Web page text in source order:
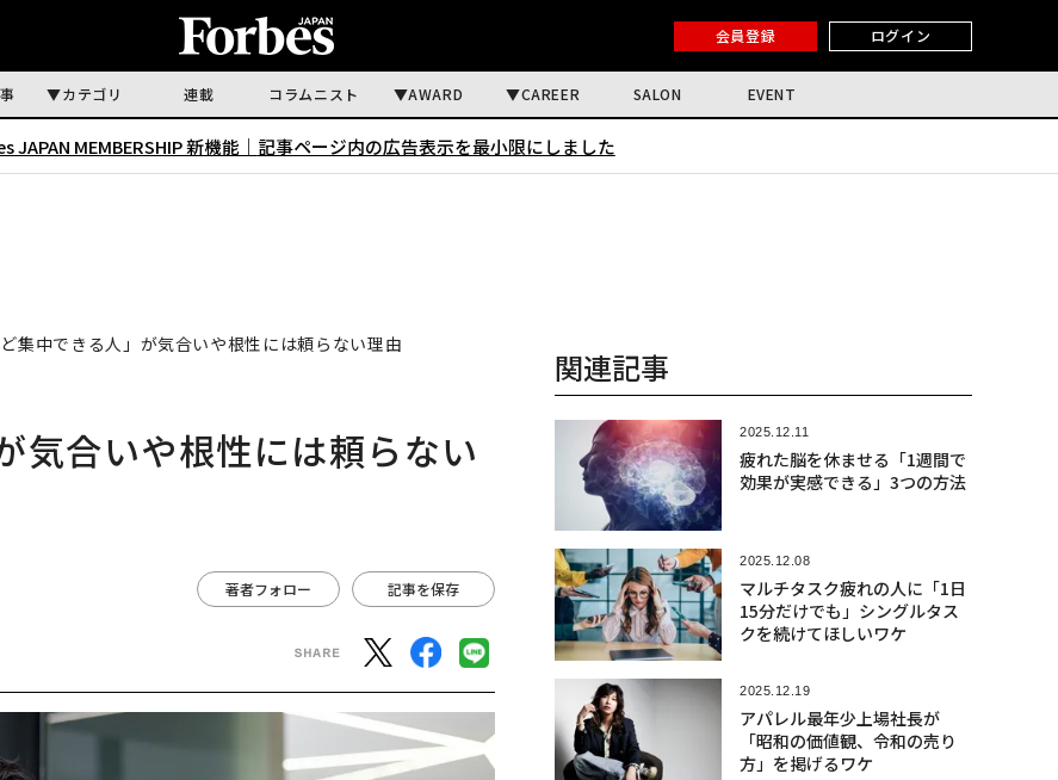
会員登録 ログイン
カテゴリ 連載 コラムニスト AWARD CAREER SALON EVENT
JAPAN MEMBERSHIP 新機能｜ 記事ページ内の広告表示を最小限にしました
ど集中できる人」が気合いや根性には頼らない理由
気合いや根性には頼らない
著者フォロー 記事を保存
関連記事
2025.12.11
疲れた脳を休ませる「1週間で
効果が実感できる」3つの方法
2025.12.08
マルチタスク疲れの人に「1日
15分だけでも」シングルタス
クを続けてほしいワケ
2025.12.19
アパレル最年少上場社長が
「昭和の価値観、令和の売り
方」を掲げるワケ